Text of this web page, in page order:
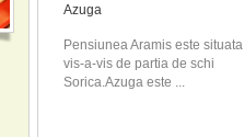
Azuga
Pensiunea Aramis este situata
vis-a-vis de partia de schi
Sorica.Azuga este ...